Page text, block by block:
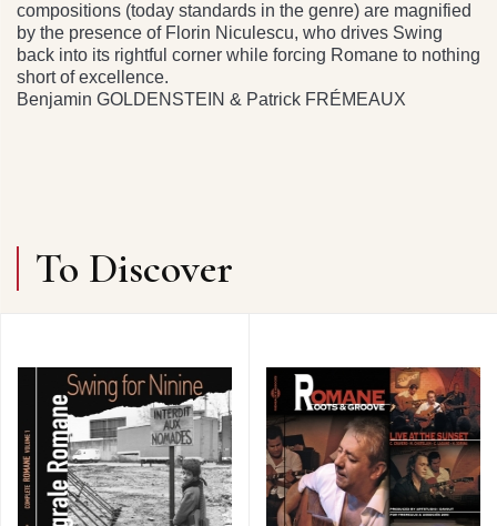
compositions (today standards in the genre) are magnified
by the presence of Florin Niculescu, who drives Swing
back into its rightful corner while forcing Romane to nothing
short of excellence.
Benjamin GOLDENSTEIN & Patrick FRÉMEAUX
To Discover